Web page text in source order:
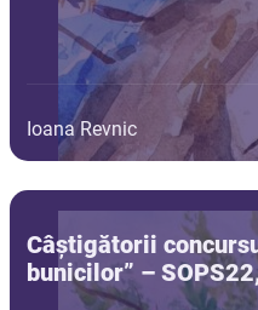
Ioana Revnic
Câștigătorii
bunicilor” –